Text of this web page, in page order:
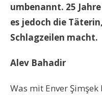
umbenannt. 25
es jedoch die
Schlagzeilen macht.
Alev Bahadir
Was mit Enver Şimşek